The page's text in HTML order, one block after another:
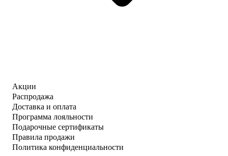
Акции
Распродажа
Доставка и оплата
Программа лояльности
Подарочные сертификаты
Правила продажи
Политика конфиденциальности